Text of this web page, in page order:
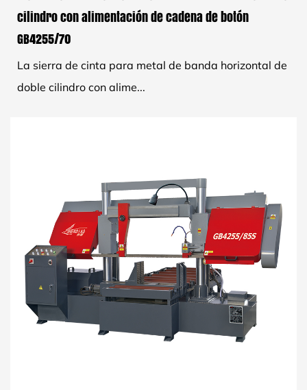
cilindro con alimentación de cadena de botón
GB4255/70
La sierra de cinta para metal de banda horizontal de
doble cilindro con alime...